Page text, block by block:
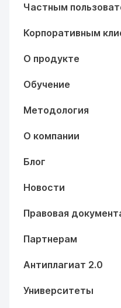
Частным
Корпоративным
О продукте
Обучение
Методология
О компании
Блог
Новости
Правовая
Партнерам
Антиплагиат 2.0
Университеты